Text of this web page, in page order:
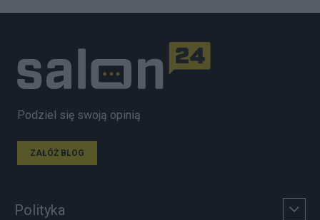
Podziel się swoją opinią
ZAŁÓŻ BLOG
Polityka